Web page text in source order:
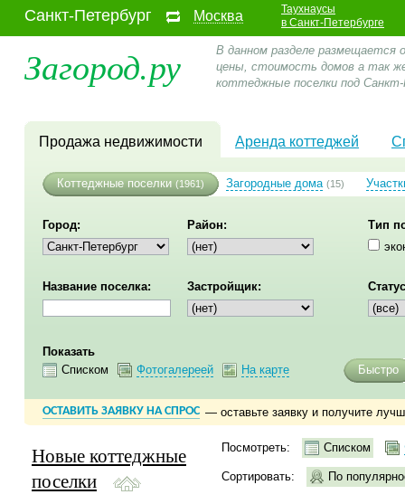
Санкт-Петербург Москва
Таухнаусы
в Санкт-Петербурге
Загород.ру
В данном разделе размещается
цены, стоимость домов а так
коттеджные поселки под
Продажа недвижимости Аренда коттеджей
Коттеджные поселки (1961) Загородные дома (15)
Город: Район:
Тип
Название поселка: Застройщик:
Показать
Списком
Фотогалереей На карте Быстро
ОСТАВИТЬ ЗАЯВКУ НА СПРОС — оставьте заявку и получите
Новые коттеджные
поселки
Посмотреть: Списком
Сортировать: По